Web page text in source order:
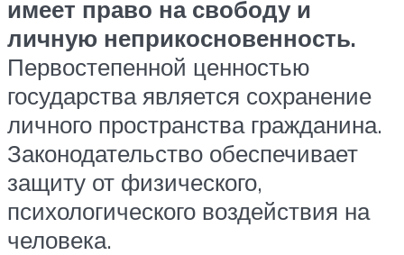
имеет право на свободу и
личную неприкосновенность.
Первостепенной ценностью
государства является сохранение
личного пространства гражданина.
Законодательство обеспечивает
защиту от физического,
психологического воздействия на
человека.